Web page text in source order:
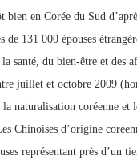
bien en Corée du Sud
de 131 000 épouses
santé, du bien-être et des
juillet et octobre 2009
naturalisation coréenne et
Chinoises d’origine
représentant près d’un